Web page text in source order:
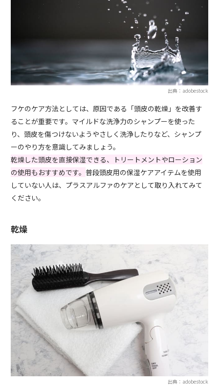
出典：adobestock
フケのケア方法としては、原因である「頭皮の乾燥」を改善す
ることが重要です。マイルドな洗浄力のシャンプーを使った
り、頭皮を傷つけないようやさしく洗浄したりなど、シャンプ
ーのやり方を意識してみましょう。
乾燥した頭皮を直接保湿できる、トリートメントやローション
の使用もおすすめです。普段頭皮用の保湿ケアアイテムを使用
していない人は、プラスアルファのケアとして取り入れてみて
ください。
乾燥
出典：adobestock